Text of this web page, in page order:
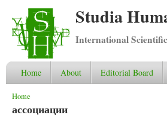
Studia
International
Home About Editorial Board
You are here
Home
ассоциации